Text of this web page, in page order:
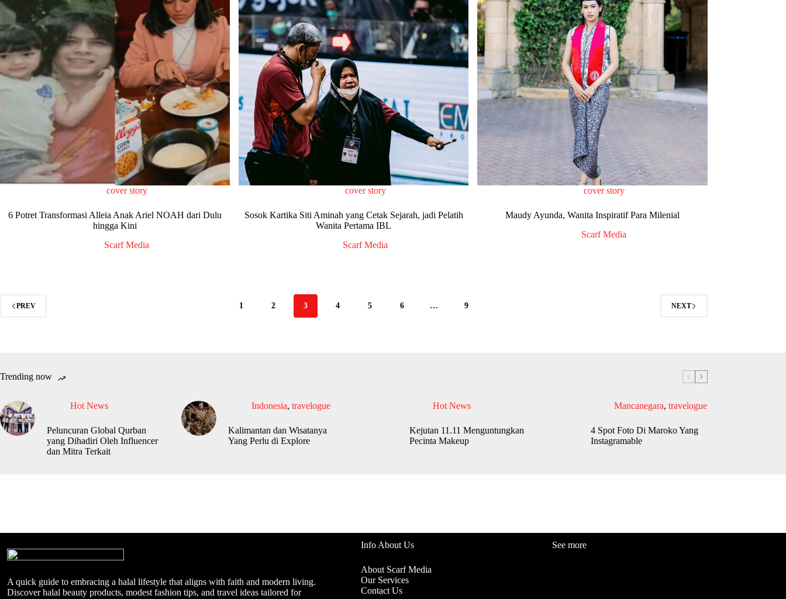
cover story
6 Potret Transformasi Alleia Anak Ariel NOAH dari Dulu
hingga Kini
Scarf Media
cover story
Sosok Kartika Siti Aminah yang Cetak Sejarah, jadi Pelatih
Wanita Pertama IBL
Scarf Media
cover story
Maudy Ayunda, Wanita Inspiratif Para Milenial
Scarf Media
PREV 1 2 3 4 5 6 … 9 NEXT
Trending now
Hot News
Peluncuran Global Qurban
yang Dihadiri Oleh Influencer
dan Mitra Terkait
Indonesia, travelogue
Kalimantan dan Wisatanya
Yang Perlu di Explore
Hot News
Kejutan 11.11 Menguntungkan
Pecinta Makeup
Mancanegara, travelogue
4 Spot Foto Di Maroko Yang
Instagramable
A quick guide to embracing a halal lifestyle that aligns with faith and modern living.
Discover halal beauty products, modest fashion tips, and travel ideas tailored for
Info About Us
About Scarf Media
Our Services
Contact Us
See more